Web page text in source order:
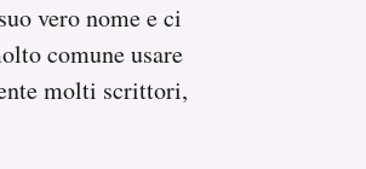
vero nome e ci
comune usare
molti scrittori,